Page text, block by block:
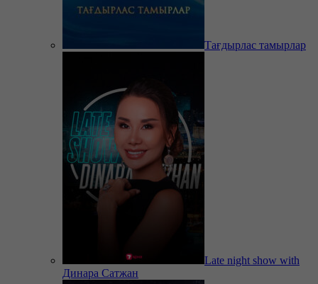
Тағдырлас тамырлар
Late night show with
Динара Сатжан